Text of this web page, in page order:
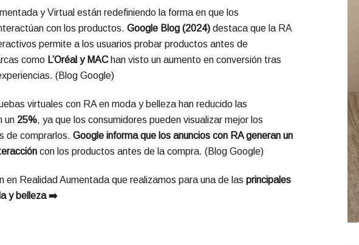
y Virtual están redefiniendo la forma en que los
con los productos.Google Blog (2024) destaca que la RA
permite a los usuarios probar productos antes de
como L’Oréal y MAChan visto un aumento en conversión tras
(Blog Google)
virtuales con RA en moda y belleza han reducido las
un 25%, ya que los consumidores pueden visualizar mejor los
de comprarlos.Google informa que los anuncios con RA generan un
con los productos antes de la compra. (Blog Google)
en Realidad Aumentada que realizamos para una de lasprincipales
y belleza ➡️